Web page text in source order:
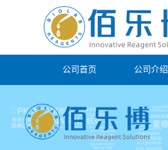
公司首页 公司介绍